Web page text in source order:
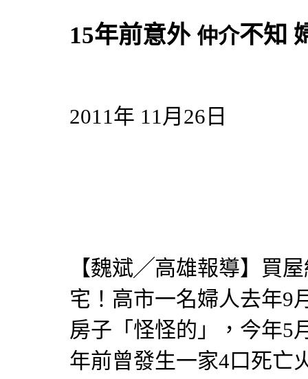
15年前意外 仲介不知
2011年 11月26日
【魏斌╱高雄報導】 買屋
宅！高市一名婦人去年9
房子「怪怪的」，今年5
年前曾發生一家4口死亡